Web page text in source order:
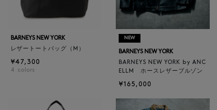
BARNEYS NEW YORK
レザートートバッグ（M）
¥47,300
4 colors
NEW
BARNEYS NEW YORK
BARNEYS NEW YORK by ANC
ELLM ホースレザーブルゾン
¥165,000